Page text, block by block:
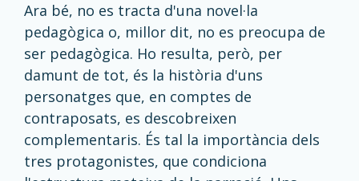
Ara bé, no es tracta d'una novel·la
pedagògica o, millor dit, no es preocupa de
ser pedagògica. Ho resulta, però, per
damunt de tot, és la història d'uns
personatges que, en comptes de
contraposats, es descobreixen
complementaris. És tal la importància dels
tres protagonistes, que condiciona